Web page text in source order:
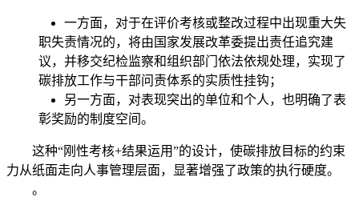
一方面，对于在评价考核或整改过程中出现重大失
职失责情况的，将由国家发展改革委提出责任追究建
议，并移交纪检监察和组织部门依法依规处理，实现了
碳排放工作与干部问责体系的实质性挂钩；
另一方面，对表现突出的单位和个人，也明确了表
彰奖励的制度空间。
这种“刚性考核+结果运用”的设计，使碳排放目标的约束
力从纸面走向人事管理层面，显著增强了政策的执行硬度。
。